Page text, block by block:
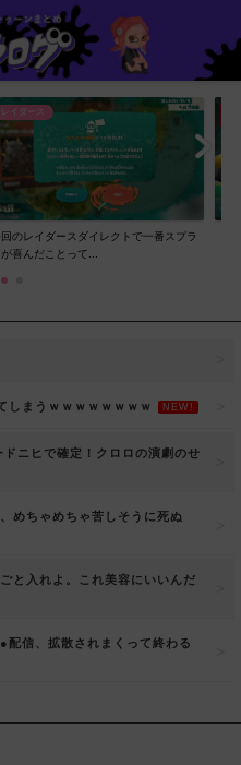
クトで一番スプラ
レイダース
【賛否】レイダースダ
しまうｗｗｗｗｗｗｗｗ NEW!
ドニヒで確定！クロロの演劇のせ
めちゃめちゃ苦しそうに死ぬ
と入れよ。これ美容にいいんだ
配信、拡散されまくって終わる